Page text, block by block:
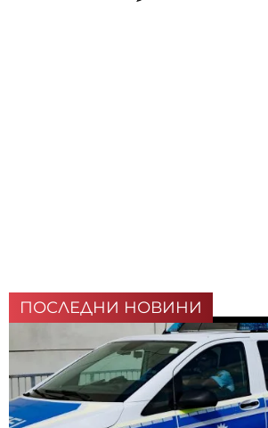
ПОСЛЕДНИ НОВИНИ